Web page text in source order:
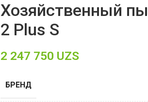
Хозяйственный
2 Plus S
2 247 750 UZS
БРЕНД